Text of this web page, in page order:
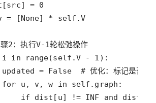
[src] = 0
= [None] * self .V
2：执行V-1轮松弛操作
i in range(self .V - 1
updated = False
# 优化：标记是否有
for
u , v, w in self . graph
if
dist [ u] != INF and dist